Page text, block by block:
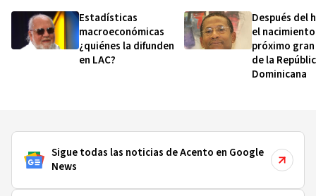
Estadísticas
macroeconómicas
¿quiénes la difunden
en LAC?
Después del
el
próximo
de la
Dominicana
Sigue todas las noticias de Acento en Google
News